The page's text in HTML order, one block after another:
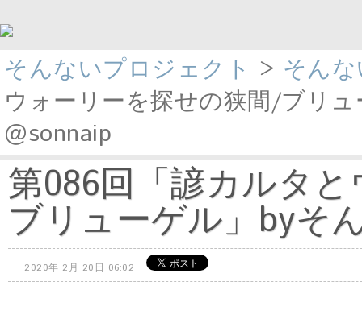
そんないプロジェクト > そん
ウォーリーを探せの狭間/ブリ
@sonnaip
第086回「諺カルタ
ブリューゲル」byそ
2020年 2月 20日 06:02